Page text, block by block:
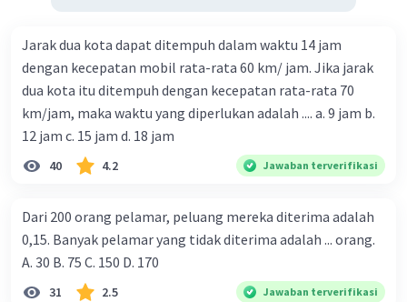
Jarak dua kota dapat ditempuh dalam waktu 14 jam
dengan kecepatan mobil rata-rata 60 km/ jam. Jika jarak
dua kota itu ditempuh dengan kecepatan rata-rata 70
km/jam, maka waktu yang diperlukan adalah .... a. 9 jam b.
12 jam c. 15 jam d. 18 jam
40 4.2 Jawaban terverifikasi
Dari 200 orang pelamar, peluang mereka diterima adalah
0,15. Banyak pelamar yang tidak diterima adalah ... orang.
A. 30 B. 75 C. 150 D. 170
31 2.5 Jawaban terverifikasi